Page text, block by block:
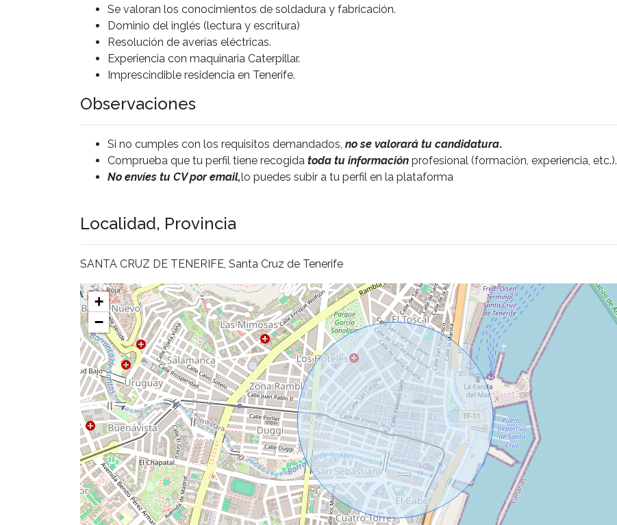
Se valoran los conocimientos de soldadura y fabricación.
Dominio del inglés (lectura y escritura)
Resolución de averías eléctricas.
Experiencia con maquinaria Caterpillar.
Imprescindible residencia en Tenerife.
Observaciones
Si no cumples con los requisitos demandados, no se valorará tu candidatura.
Comprueba que tu perfil tiene recogida toda tu información profesional (formación, experiencia, etc.).
No envíes tu CV por email,lo puedes subir a tu perfil en la plataforma
Localidad, Provincia
SANTA CRUZ DE TENERIFE, Santa Cruz de Tenerife
+
−